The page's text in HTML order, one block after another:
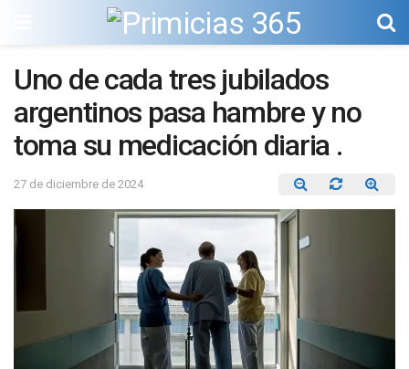
Uno de cada tres jubilados
argentinos pasa hambre y no
toma su medicación diaria .
27 de diciembre de 2024